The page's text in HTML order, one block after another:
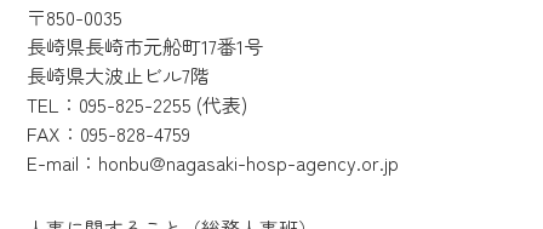
〒850-0035
長崎県長崎市元船町17番1号
長崎県大波止ビル7階
TEL：095-825-2255 (代表)
FAX：095-828-4759
E-mail：honbu@nagasaki-hosp-agency.or.jp